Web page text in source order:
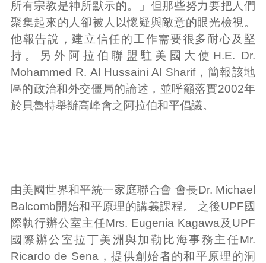
所有宗教是神所默示的。」但那些努力要把人們
聚集起來的人卻被人以懷疑與敵意的眼光檢視。
他報告說，建立信任的工作需要很多耐心及堅
持。另外阿拉伯聯盟駐美國大使H.E. Dr.
Mohammed R. Al Hussaini Al Sharif，簡報該地
區的政治和外交僵局的論述，並呼籲落實2002年
於貝魯特舉辦高峰會之阿拉伯和平倡議。
由美國世界和平統一家庭聯合會 會長Dr. Michael
Balcomb開始和平原理的講義課程。 之後UPF國
際執行辦公室主任Mrs. Eugenia Kagawa及UPF
國際辦公室拉丁美洲與加勒比海事務主任Mr.
Ricardo de Sena，提供創始者的和平原理的洞